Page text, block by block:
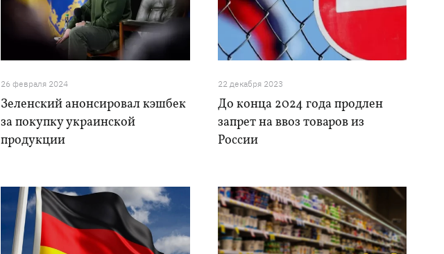
26 февраля 2024
Зеленский анонсировал кэшбек
за покупку украинской
продукции
22 декабря 2023
До конца 2024 года продлен
запрет на ввоз товаров из
России